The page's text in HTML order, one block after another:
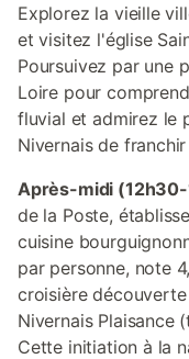
Explorez la vieille
et visitez l'église
Poursuivez par une
Loire pour
fluvial et admirez le
Nivernais de
Après-midi
de la Poste,
cuisine
par personne, note
croisière
Nivernais Plaisance
Cette initiation à la